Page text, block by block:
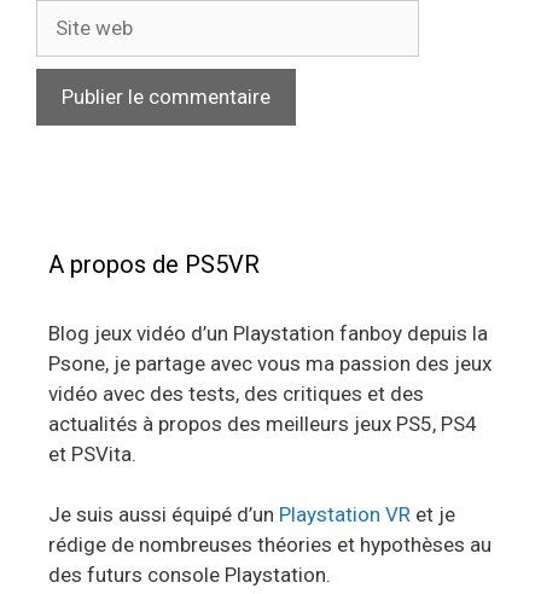
web
A propos de PS5VR
Blog jeux vidéo d’un Playstation fanboy depuis la
Psone, je partage avec vous ma passion des jeux
vidéo avec des tests, des critiques et des
actualités à propos des meilleurs jeux PS5, PS4
et PSVita.
Je suis aussi équipé d’un Playstation VR et je
rédige de nombreuses théories et hypothèses au
des futurs console Playstation.